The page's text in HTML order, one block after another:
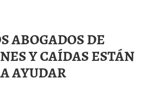
ABOGADOS DE
Y CAÍDAS ESTÁN
AYUDAR